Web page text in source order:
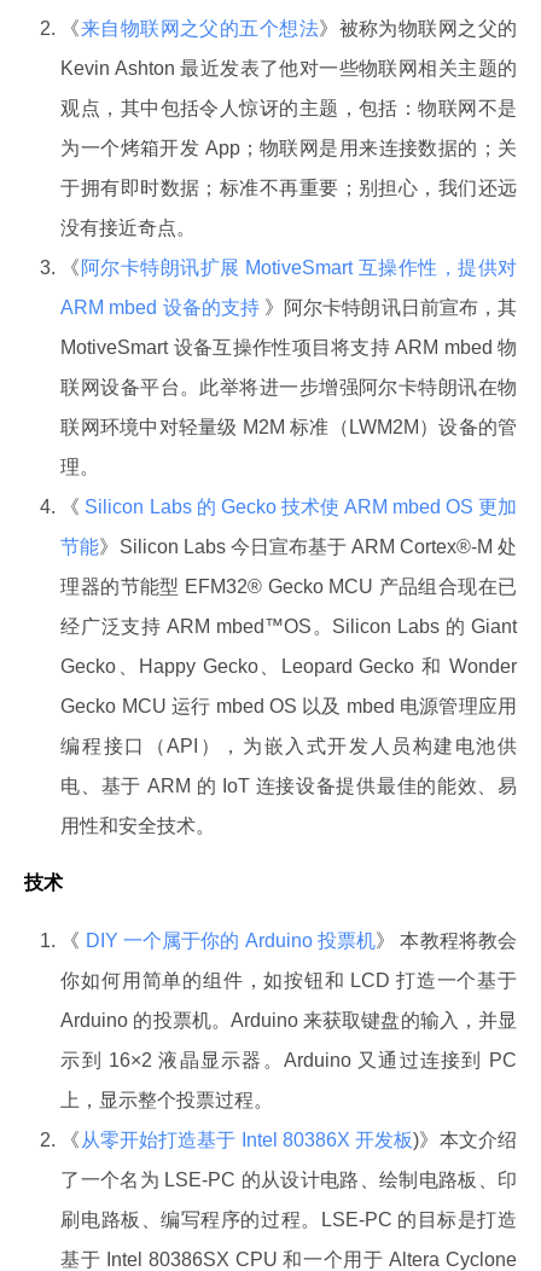
《来自物联网之父的五个想法》被称为物联网之父的
Kevin Ashton 最近发表了他对一些物联网相关主题的
观点，其中包括令人惊讶的主题，包括：物联网不是
为一个烤箱开发 App；物联网是用来连接数据的；关
于拥有即时数据；标准不再重要；别担心，我们还远
没有接近奇点。
《 阿尔卡特朗讯扩展 MotiveSmart 互操作性，提供对
ARM mbed 设备的支持 》阿尔卡特朗讯日前宣布，其
MotiveSmart 设备互操作性项目将支持 ARM mbed 物
联网设备平台。此举将进一步增强阿尔卡特朗讯在物
联网环境中对轻量级 M2M 标准（LWM2M）设备的管
理。
《 Silicon Labs 的 Gecko 技术使 ARM mbed OS 更加
节能》Silicon Labs 今日宣布基于 ARM Cortex®-M 处
理器的节能型 EFM32® Gecko MCU 产品组合现在已
经广泛支持 ARM mbed™OS。Silicon Labs 的 Giant
Gecko、Happy Gecko、Leopard Gecko 和 Wonder
Gecko MCU 运行 mbed OS 以及 mbed 电源管理应用
编程接口（API），为嵌入式开发人员构建电池供
电、基于 ARM 的 IoT 连接设备提供最佳的能效、易
用性和安全技术。
技术
《 DIY 一个属于你的 Arduino 投票机》 本教程将教会
你如何用简单的组件，如按钮和 LCD 打造一个基于
Arduino 的投票机。Arduino 来获取键盘的输入，并显
示到 16×2 液晶显示器。Arduino 又通过连接到 PC
上，显示整个投票过程。
《 从零开始打造基于 Intel 80386X 开发板)》本文介绍
了一个名为 LSE-PC 的从设计电路、绘制电路板、印
刷电路板、编写程序的过程。LSE-PC 的目标是打造
基于 Intel 80386SX CPU 和一个用于 Altera Cyclone